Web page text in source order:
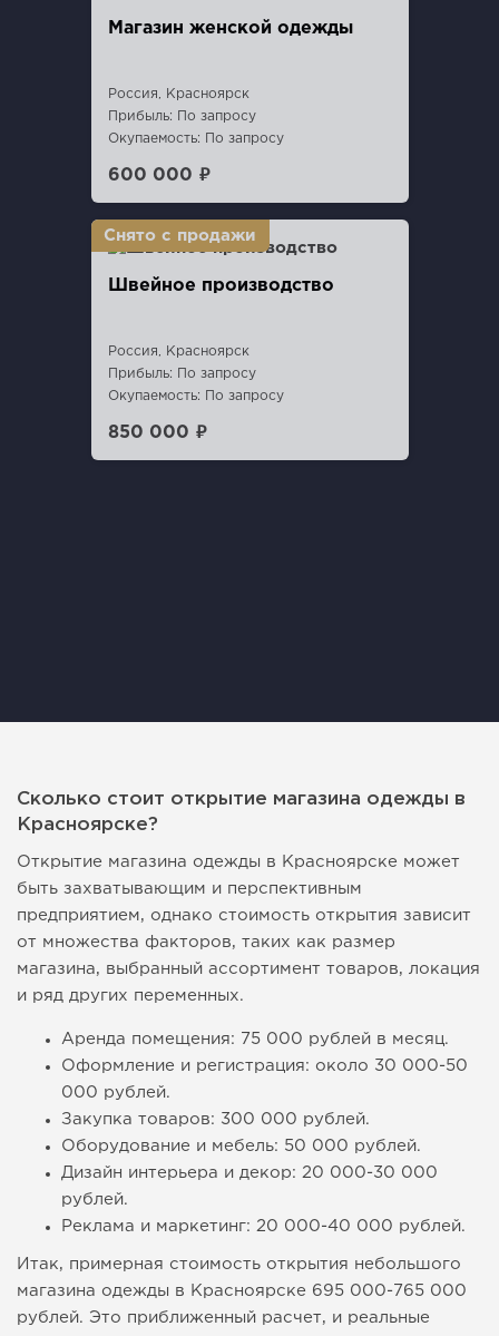
Магазин женской одежды
Россия, Красноярск
Прибыль: По запросу
Окупаемость: По запросу
600 000 ₽
Швейное производство
Россия, Красноярск
Прибыль: По запросу
Окупаемость: По запросу
850 000 ₽
Сколько стоит открытие магазина одежды в
Красноярске?
Открытие магазина одежды в Красноярске может
быть захватывающим и перспективным
предприятием, однако стоимость открытия зависит
от множества факторов, таких как размер
магазина, выбранный ассортимент товаров, локация
и ряд других переменных.
Аренда помещения: 75 000 рублей в месяц.
Оформление и регистрация: около 30 000-50
000 рублей.
Закупка товаров: 300 000 рублей.
Оборудование и мебель: 50 000 рублей.
Дизайн интерьера и декор: 20 000-30 000
рублей.
Реклама и маркетинг: 20 000-40 000 рублей.
Итак, примерная стоимость открытия небольшого
магазина одежды в Красноярске 695 000-765 000
рублей. Это приближенный расчет, и реальные